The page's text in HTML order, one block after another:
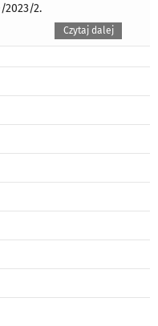
2023/2.
Czytaj dalej